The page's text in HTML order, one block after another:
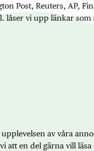
Post, Reuters, AP,
låser vi upp länkar
av våra
att en del gärna vill läsa